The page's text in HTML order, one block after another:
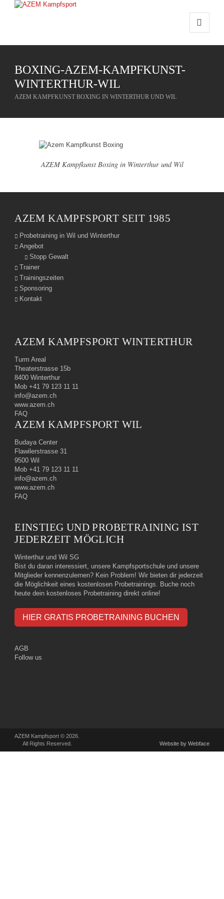
BOXING-AZEM-KAMPFKUNST-
WINTERTHUR-WIL
AZEM KAMPFKUNST BOXING IN WINTERTHUR UND WIL
AZEM Kampfkunst Boxing in Winterthur und Wil
AZEM KAMPFSPORT SEIT 1985
Probetraining in Wil und Winterthur
Angebot
Stopp Gewalt
Trainer
Trainingszeiten
Sponsoring
Kontakt
AZEM KAMPFSPORT WINTERTHUR
Turm Areal
Theaterstrasse 15b
8400 Winterthur
Mob +41 79 123 11 11
info@azem.ch
www.azem.ch
FAQ
AZEM KAMPFSPORT WIL
Budaya Center
Flawilerstrasse 31
9500 Wil
Mob +41 79 123 11 11
info@azem.ch
www.azem.ch
FAQ
EINSTIEG UND PROBETRAINING IST
JEDERZEIT MÖGLICH
Winterthur und Wil SG
Bist du daran interessiert, unsere Kampfsportschule und unsere
Mitglieder kennenzulernen? Kein Problem! Wir bieten dir jederzeit
die Möglichkeit eines kostenlosen Probetrainings. Buche noch
heute dein kostenloses Probetraining direkt online!
HIER GRATIS PROBETRAINING BUCHEN
AGB
Follow us
AZEM Kampfsport © 2026.
All Rights Reserved.
Website by Webface